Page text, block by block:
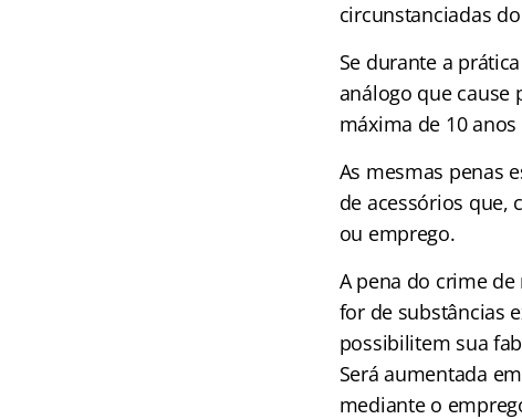
circunstanciadas
Se durante a
análogo que cause
máxima de 10
As mesmas penas
de acessórios que,
ou emprego.
A pena do crime
for de substâncias
possibilitem sua
Será aumentada
mediante o